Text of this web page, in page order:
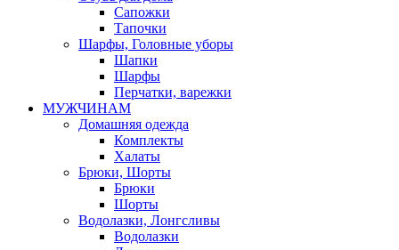
Сапожки
Тапочки
Шарфы, Головные уборы
Шапки
Шарфы
Перчатки, варежки
МУЖЧИНАМ
Домашняя одежда
Комплекты
Халаты
Брюки, Шорты
Брюки
Шорты
Водолазки, Лонгсливы
Водолазки